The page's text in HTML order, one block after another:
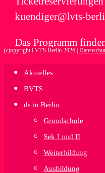
kuendiger@lvts-
Das Programm
(c)opyright LVTS Berlin 2026 |
Aktuelles
BVTS
ds in Berlin
Grundschule
Sek I und II
Weiterbildung
Ausbildung